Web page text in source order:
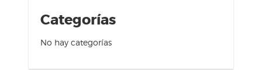
Categorías
No hay categorías